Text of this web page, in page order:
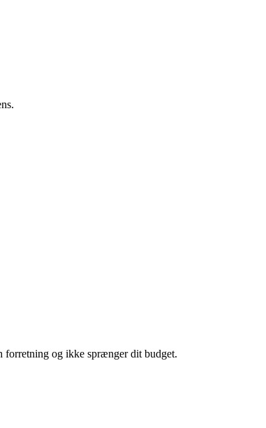
forretning og ikke sprænger dit budget.